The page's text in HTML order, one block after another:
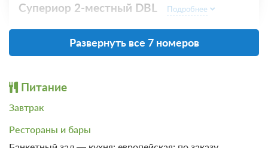
Супериор 2-местный DBL Подробнее
Проживание без питания
2 450
Завтрак
Развернуть все 7 номеров
Питание
Завтрак
Рестораны и бары